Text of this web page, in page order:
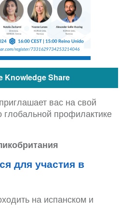
Knowledge Share
вас на свой
профилактике
для участия в
на испанском и